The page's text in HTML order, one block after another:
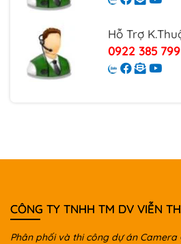
Hỗ Trợ
0922 385 799
CÔNG TY TNHH TM DV VIỄN
Phân phối và thi công dự án Camera